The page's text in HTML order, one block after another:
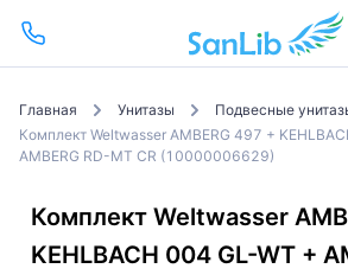
Главная Унитазы Подвесные
Комплект Weltwasser AMBERG 497 +
AMBERG RD-MT CR (10000006629)
Комплект Weltwasser
KEHLBACH 004 GL-WT +